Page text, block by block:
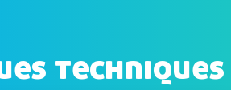
techniques